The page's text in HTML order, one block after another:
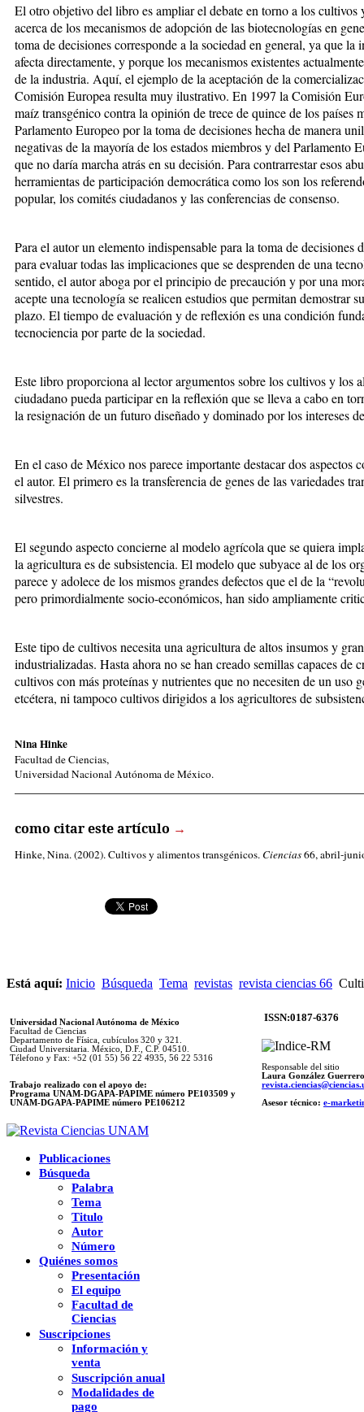
El otro objetivo del libro es ampliar el debate en torno a los
acerca de los mecanismos de adopción de las biotecnologías en
toma de decisiones corresponde a la sociedad en general, ya que
afecta directamente, y porque los mecanismos existentes
de la industria. Aquí, el ejemplo de la aceptación de la
Comisión Europea resulta muy ilustrativo. En 1997 la Comisión
maíz transgénico contra la opinión de trece de quince de los países
Parlamento Europeo por la toma de decisiones hecha de manera
negativas de la mayoría de los estados miembros y del Parlamento
que no daría marcha atrás en su decisión. Para contrarrestar esos
herramientas de participación democrática como los son los
popular, los comités ciudadanos y las conferencias de consenso.
Para el autor un elemento indispensable para la toma de decisiones
para evaluar todas las implicaciones que se desprenden de una
sentido, el autor aboga por el principio de precaución y por una
acepte una tecnología se realicen estudios que permitan demostrar
plazo. El tiempo de evaluación y de reflexión es una condición
tecnociencia por parte de la sociedad.
Este libro proporciona al lector argumentos sobre los cultivos y los
ciudadano pueda participar en la reflexión que se lleva a cabo en
la resignación de un futuro diseñado y dominado por los intereses
En el caso de México nos parece importante destacar dos aspectos
el autor. El primero es la transferencia de genes de las variedades
silvestres.
El segundo aspecto concierne al modelo agrícola que se quiera
la agricultura es de subsistencia. El modelo que subyace al de los
parece y adolece de los mismos grandes defectos que el de la
pero primordialmente socio-económicos, han sido ampliamente
Este tipo de cultivos necesita una agricultura de altos insumos y
industrializadas. Hasta ahora no se han creado semillas capaces de
cultivos con más proteínas y nutrientes que no necesiten de un uso
etcétera, ni tampoco cultivos dirigidos a los agricultores de
Nina Hinke
Facultad de Ciencias,
Universidad Nacional Autónoma de México.
como citar este artículo →
Hinke, Nina. (2002). Cultivos y alimentos transgénicos. Ciencias66, abril-
Está aquí: Inicio Búsqueda Tema revistas revista ciencias 66
Universidad Nacional Autónoma de México
Facultad de Ciencias
Departamento de Física, cubículos 320 y 321.
Ciudad Universitaria. México, D.F., C.P. 04510.
Télefono y Fax: +52 (01 55) 56 22 4935, 56 22 5316
Trabajo realizado con el apoyo de:
Programa UNAM-DGAPA-PAPIME número PE103509 y
UNAM-DGAPA-PAPIME número PE106212
ISSN:0187-6376
Responsable del sitio
Laura González Guerrero
Asesor técnico: e-
Publicaciones
Búsqueda
Palabra
Tema
Titulo
Autor
Número
Quiénes somos
Presentación
El equipo
Facultad de
Ciencias
Suscripciones
Información y
venta
Suscripción anual
Modalidades de
pago